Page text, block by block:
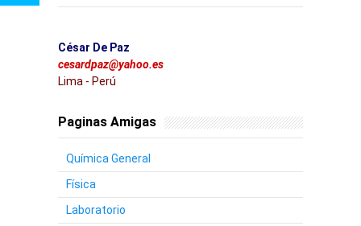
César De Paz
cesardpaz@yahoo.es
Lima - Perú
Paginas Amigas
Química General
Física
Laboratorio